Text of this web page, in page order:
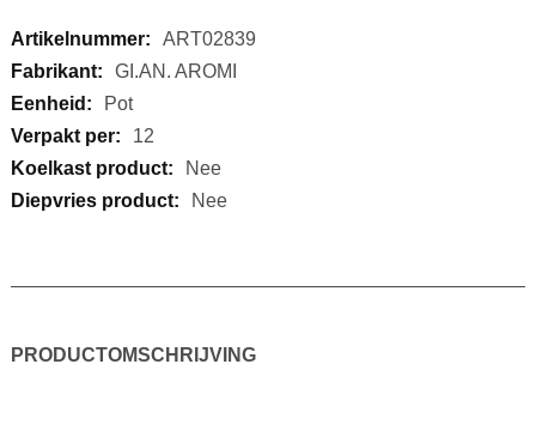
Meer
informatie
ART02839
GI.AN. AROMI
Pot
12
Nee
Nee
PRODUCTOMSCHRIJVING